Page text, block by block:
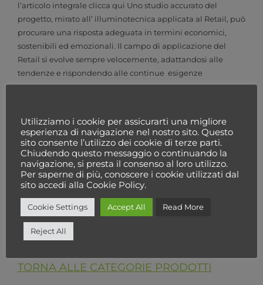
l’articolo integrale clicca qui Uno studio accurato del
progetto, mirato all’ illuminotecnica applicata al Retail, può
procurare una risposta adeguata in termini economici,
sostenibili ed emozionali. Il campo di applicazione del
Retail si evolve sempre velocemente, adattandosi alle
tendenze e rispondendo alle continue esigenze
Categorie prodotto
Seleziona una categoria
Cerca
TORNA ALLE CATEGORIE PRODOTTI
Utilizziamo i cookie per assicurarti una migliore
esperienza di navigazione nel nostro sito. Questo
sito consente l’utilizzo dei cookie di terze parti.
Chiudendo questo messaggio o continuando la
navigazione, si presta il consenso al loro utilizzo.
Per saperne di più, conoscere i cookie utilizzati dal
sito accedi alla Cookie Policy.
Cookie Settings Accept All Read More
Reject All